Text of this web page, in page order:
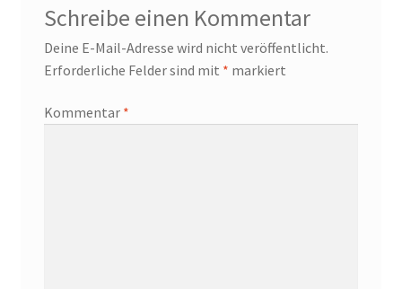
Schreibe einen Kommentar
Deine E-Mail-Adresse wird nicht veröffentlicht.
Erforderliche Felder sind mit * markiert
Kommentar *